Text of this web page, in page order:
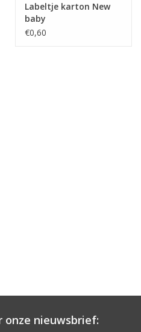
Labeltje karton New
baby
€0,60
onze nieuwsbrief: